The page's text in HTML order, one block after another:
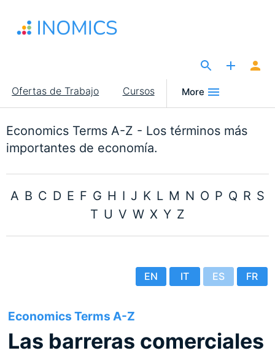
contenido
Main
navigation
Ofertas de Trabajo Cursos More
Economics Terms A-Z - Los términos más
importantes de economía.
A B C D E F G H I J K L M N O P Q R S
T U V W X Y Z
EN IT ES FR
Economics Terms A-Z
Las barreras comerciales